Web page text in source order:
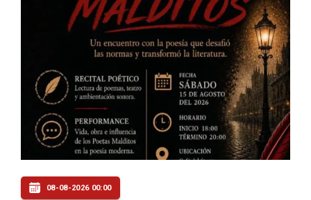
08-08-2026 00:00